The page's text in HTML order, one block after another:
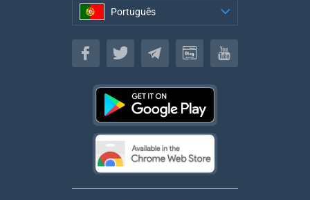
Português
Português